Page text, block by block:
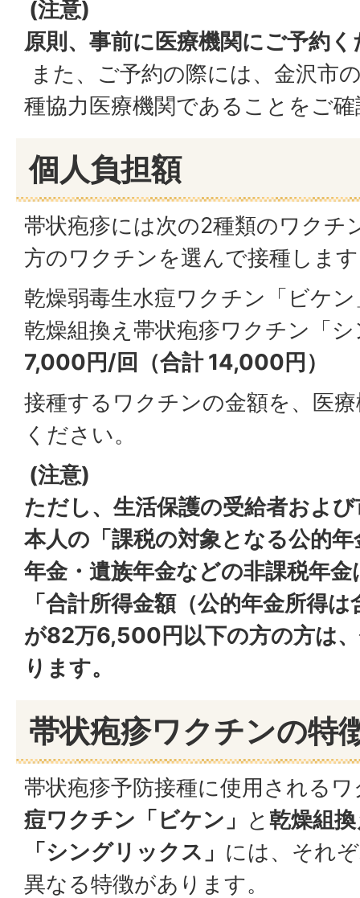
(注意)
原則、事前に医療機関にご予約
また、ご予約の際には、金沢市
種協力医療機関であることをご
個人負担額
帯状疱疹には次の2種類のワクチ
方のワクチンを選んで接種しま
乾燥弱毒生水痘ワクチン「ビケ
乾燥組換え帯状疱疹ワクチン「
7,000円/回（合計 14,000円）
接種するワクチンの金額を、医
ください。
(注意)
ただし、生活保護の受給者およ
本人の「課税の対象となる公的
年金・遺族年金などの非課税年
「合計所得金額（公的年金所得
が82万6,500円以下の方の方は
ります。
帯状疱疹ワクチンの特
帯状疱疹予防接種に使用される
痘ワクチン「ビケン」 と 乾燥組
「シングリックス」 には、それ
異なる特徴があります。